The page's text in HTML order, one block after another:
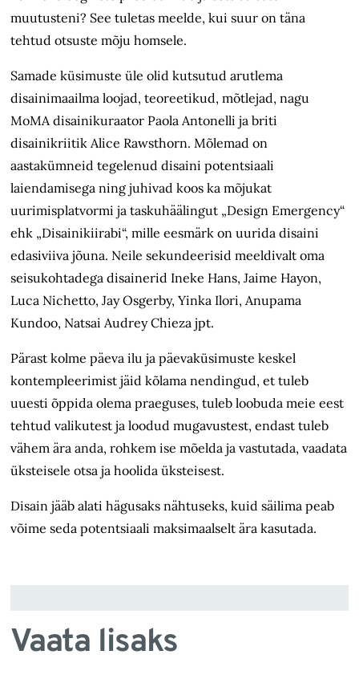
muutusteni? See tuletas meelde, kui suur on täna
tehtud otsuste mõju homsele.
Samade küsimuste üle olid kutsutud arutlema
disainimaailma loojad, teoreetikud, mõtlejad, nagu
MoMA disainikuraator Paola Antonelli ja briti
disainikriitik Alice Rawsthorn. Mõlemad on
aastakümneid tegelenud disaini potentsiaali
laiendamisega ning juhivad koos ka mõjukat
uurimisplatvormi ja taskuhäälingut „Design Emergency“
ehk „Disainikiirabi“, mille eesmärk on uurida disaini
edasiviiva jõuna. Neile sekundeerisid meeldivalt oma
seisukohtadega disainerid Ineke Hans, Jaime Hayon,
Luca Nichetto, Jay Osgerby, Yinka Ilori, Anupama
Kundoo, Natsai Audrey Chieza jpt.
Pärast kolme päeva ilu ja päevaküsimuste keskel
kontempleerimist jäid kõlama nendingud, et tuleb
uuesti õppida olema praeguses, tuleb loobuda meie eest
tehtud valikutest ja loodud mugavustest, endast tuleb
vähem ära anda, rohkem ise mõelda ja vastutada, vaadata
üksteisele otsa ja hoolida üksteisest.
Disain jääb alati hägusaks nähtuseks, kuid säilima peab
võime seda potentsiaali maksimaalselt ära kasutada.
Vaata lisaks